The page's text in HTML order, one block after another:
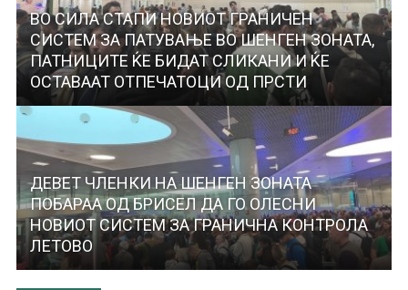
ВО СИЛА СТАПИ НОВИОТ ГРАНИЧЕН
СИСТЕМ ЗА ПАТУВАЊЕ ВО ШЕНГЕН ЗОНАТА,
ПАТНИЦИТЕ ЌЕ БИДАТ СЛИКАНИ И ЌЕ
ОСТАВААТ ОТПЕЧАТОЦИ ОД ПРСТИ
ДЕВЕТ ЧЛЕНКИ НА ШЕНГЕН ЗОНАТА
ПОБАРАА ОД БРИСЕЛ ДА ГО ОЛЕСНИ
НОВИОТ СИСТЕМ ЗА ГРАНИЧНА КОНТРОЛА
ЛЕТОВО